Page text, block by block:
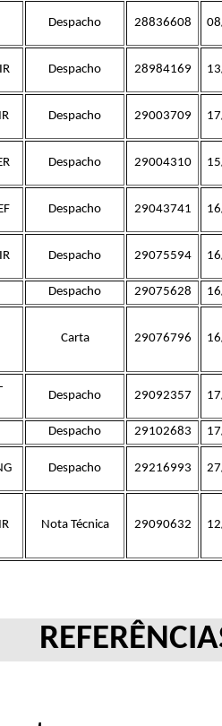
Despacho 28836608
Despacho 28984169
Despacho 29003709
Despacho 29004310
Despacho 29043741
Despacho 29075594
Despacho 29075628
Carta 29076796
Despacho 29092357
Despacho 29102683
Despacho 29216993
Nota Técnica 29090632